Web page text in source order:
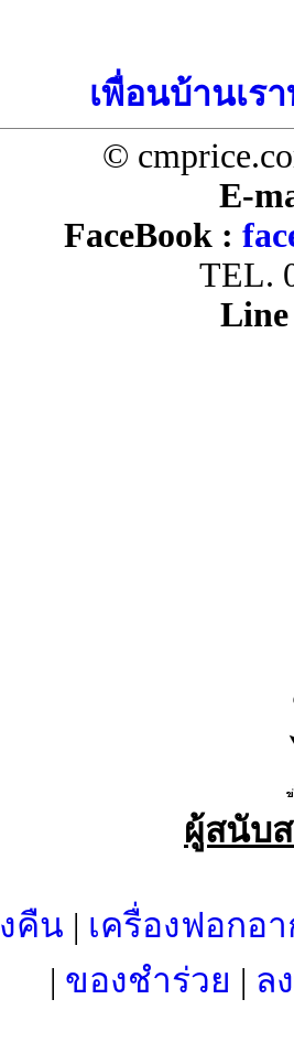
เพื่อนบ้านเร
©
E-
FaceBook :
TEL.
ผู้สนับ
คืน | เครื่องฟอกอ
| ของชำร่วย | ล